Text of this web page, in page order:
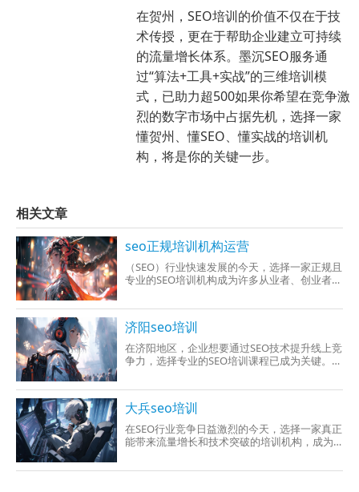
在贺州，SEO培训的价值不仅在于技
术传授，更在于帮助企业建立可持续
的流量增长体系。墨沉SEO服务通
过“算法+工具+实战”的三维培训模
式，已助力超500如果你希望在竞争激
烈的数字市场中占据先机，选择一家
懂贺州、懂SEO、懂实战的培训机
构，将是你的关键一步。
相关文章
seo正规培训机构运营
（SEO）行业快速发展的今天，选择一家正规且
专业的SEO培训机构成为许多从业者、创业者甚
龙
济阳seo培训
在济阳地区，企业想要通过SEO技术提升线上竞
争力，选择专业的SEO培训课程已成为关键。然
选
大兵seo培训
在SEO行业竞争日益激烈的今天，选择一家真正
能带来流量增长和技术突破的培训机构，成为
业